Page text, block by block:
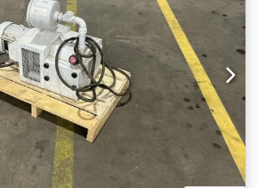
informatie BTW: De
BTW BTW/marge: BTW
Levering en inruil altijd
industriële sectoren Peter